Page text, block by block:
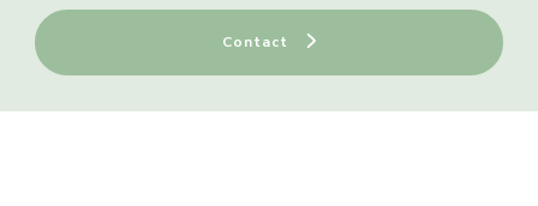
Contact